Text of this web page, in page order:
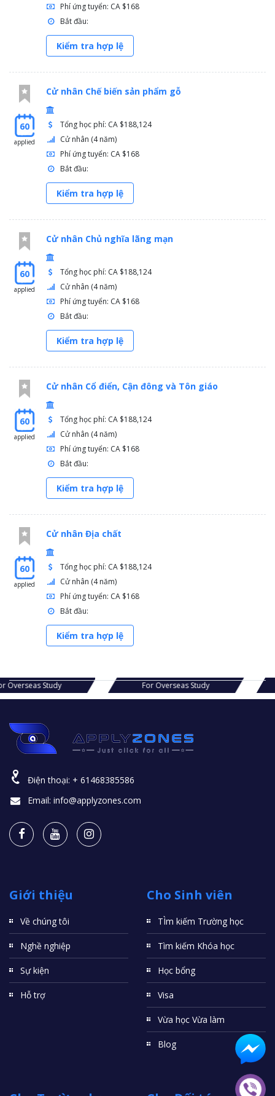
Phí ứng tuyển: CA $168
Bắt đầu:
Kiểm tra hợp lệ
60
applied
Cử nhân Chế biến sản phẩm gỗ
Tổng học phí: CA $188,124
Cử nhân (4 năm)
Phí ứng tuyển: CA $168
Bắt đầu:
Kiểm tra hợp lệ
60
applied
Cử nhân Chủ nghĩa lãng mạn
Tổng học phí: CA $188,124
Cử nhân (4 năm)
Phí ứng tuyển: CA $168
Bắt đầu:
Kiểm tra hợp lệ
60
applied
Cử nhân Cổ điển, Cận đông và Tôn giáo
Tổng học phí: CA $188,124
Cử nhân (4 năm)
Phí ứng tuyển: CA $168
Bắt đầu:
Kiểm tra hợp lệ
60
applied
Cử nhân Địa chất
Tổng học phí: CA $188,124
Cử nhân (4 năm)
Phí ứng tuyển: CA $168
Bắt đầu:
Kiểm tra hợp lệ
Study For Overseas Study For
Điện thoại: + 61468385586
Email: info@applyzones.com
Giới thiệu
Về chúng tôi
Nghề nghiệp
Sự kiện
Hỗ trợ
Cho Sinh viên
TÌm kiếm Trường học
Tìm kiếm Khóa học
Học bổng
Visa
Vừa học Vừa làm
Blog